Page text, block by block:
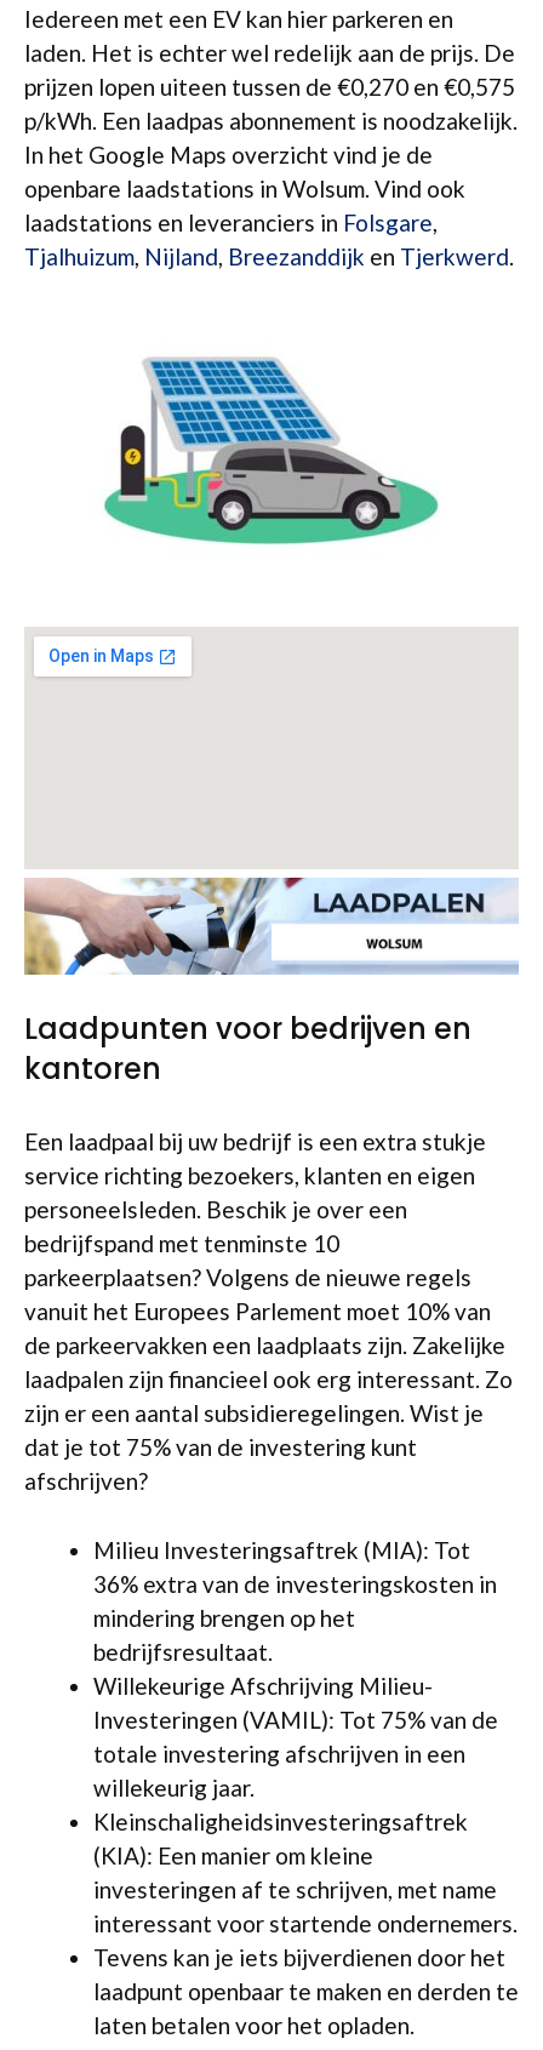
Iedereen met een EV kan hier parkeren en
laden. Het is echter wel redelijk aan de prijs. De
prijzen lopen uiteen tussen de €0,270 en €0,575
p/kWh. Een laadpas abonnement is noodzakelijk.
In het Google Maps overzicht vind je de
openbare laadstations in Wolsum. Vind ook
laadstations en leveranciers in Folsgare,
Tjalhuizum, Nijland, Breezanddijk en Tjerkwerd.
Laadpunten voor bedrijven en
kantoren
Een laadpaal bij uw bedrijf is een extra stukje
service richting bezoekers, klanten en eigen
personeelsleden. Beschik je over een
bedrijfspand met tenminste 10
parkeerplaatsen? Volgens de nieuwe regels
vanuit het Europees Parlement moet 10% van
de parkeervakken een laadplaats zijn. Zakelijke
laadpalen zijn financieel ook erg interessant. Zo
zijn er een aantal subsidieregelingen. Wist je
dat je tot 75% van de investering kunt
afschrijven?
Milieu Investeringsaftrek (MIA): Tot
36% extra van de investeringskosten in
mindering brengen op het
bedrijfsresultaat.
Willekeurige Afschrijving Milieu-
Investeringen (VAMIL): Tot 75% van de
totale investering afschrijven in een
willekeurig jaar.
Kleinschaligheidsinvesteringsaftrek
(KIA): Een manier om kleine
investeringen af te schrijven, met name
interessant voor startende ondernemers.
Tevens kan je iets bijverdienen door het
laadpunt openbaar te maken en derden te
laten betalen voor het opladen.